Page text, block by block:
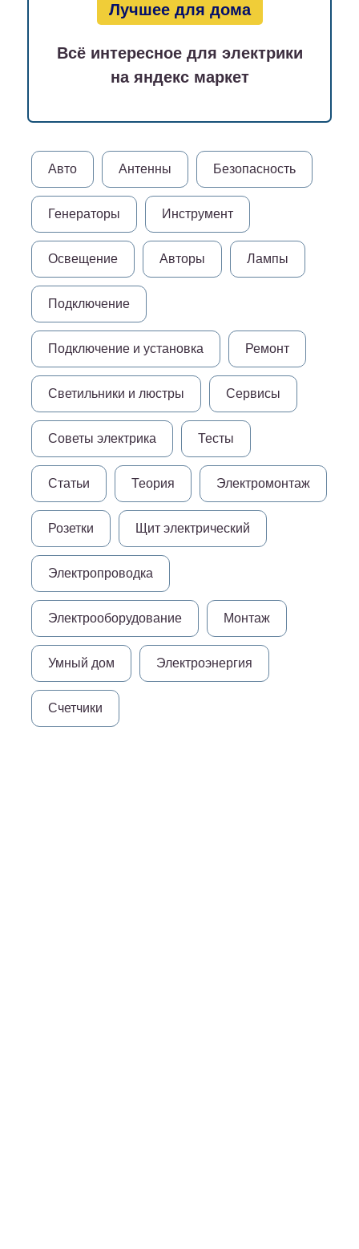
Лучшее для дома
Всё интересное для электрики
на яндекс маркет
Авто Антенны Безопасность
Генераторы Инструмент
Освещение Авторы Лампы
Подключение
Подключение и установка Ремонт
Светильники и люстры Сервисы
Советы электрика Тесты
Статьи Теория Электромонтаж
Розетки Щит электрический
Электропроводка
Электрооборудование Монтаж
Умный дом Электроэнергия
Счетчики